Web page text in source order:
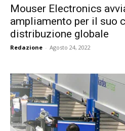
Mouser Electronics
ampliamento per il suo
distribuzione globale
Redazione - Agosto 24, 2022